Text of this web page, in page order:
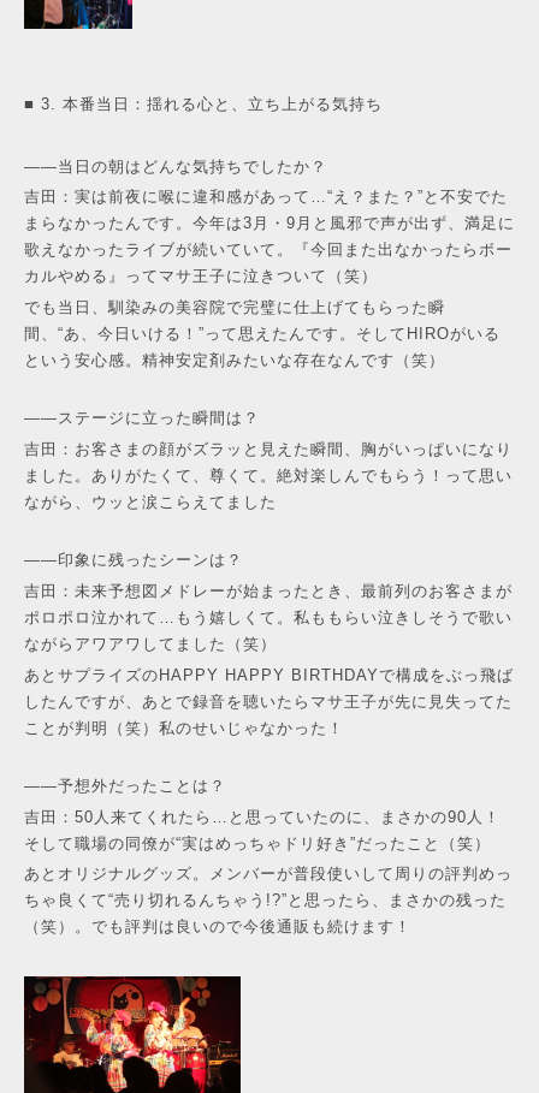
■ 3. 本番当日：揺れる心と、立ち上がる気持ち
——当日の朝はどんな気持ちでしたか？
吉田：実は前夜に喉に違和感があって…“え？また？”と不安でた
まらなかったんです。今年は3月・9月と風邪で声が出ず、満足に
歌えなかったライブが続いていて。『今回また出なかったらボー
カルやめる』ってマサ王子に泣きついて（笑）
でも当日、馴染みの美容院で完璧に仕上げてもらった瞬
間、“あ、今日いける！”って思えたんです。そしてHIROがいる
という安心感。精神安定剤みたいな存在なんです（笑）
——ステージに立った瞬間は？
吉田：お客さまの顔がズラッと見えた瞬間、胸がいっぱいになり
ました。ありがたくて、尊くて。絶対楽しんでもらう！って思い
ながら、ウッと涙こらえてました
——印象に残ったシーンは？
吉田：未来予想図メドレーが始まったとき、最前列のお客さまが
ポロポロ泣かれて…もう嬉しくて。私ももらい泣きしそうで歌い
ながらアワアワしてました（笑）
あとサプライズのHAPPY HAPPY BIRTHDAYで構成をぶっ飛ば
したんですが、あとで録音を聴いたらマサ王子が先に見失ってた
ことが判明（笑）私のせいじゃなかった！
——予想外だったことは？
吉田：50人来てくれたら…と思っていたのに、まさかの90人！
そして職場の同僚が“実はめっちゃドリ好き”だったこと（笑）
あとオリジナルグッズ。メンバーが普段使いして周りの評判めっ
ちゃ良くて“売り切れるんちゃう!?”と思ったら、まさかの残った
（笑）。でも評判は良いので今後通販も続けます！